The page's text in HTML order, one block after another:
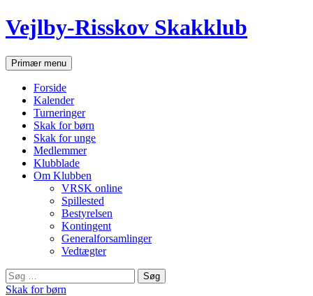
Hop
til
Vejlby-Risskov Skakklub
SøgPrimær menu
Forside
Kalender
Turneringer
Skak for børn
Skak for unge
Medlemmer
Klubblade
Om Klubben
VRSK online
Spillested
Bestyrelsen
Kontingent
Generalforsamlinger
Vedtægter
Søg
efter:
Skak for børn